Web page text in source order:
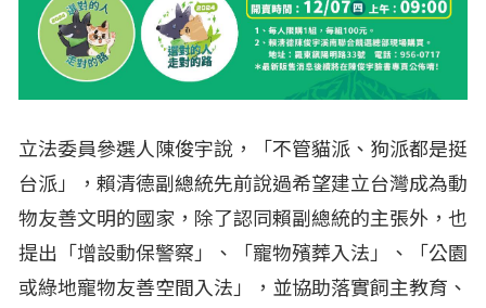
立法委員參選人陳俊宇說，「不管貓派、狗派都是挺
台派」，賴清德副總統先前說過希望建立台灣成為動
物友善文明的國家，除了認同賴副總統的主張外，也
提出「增設動保警察」、「寵物殯葬入法」、「公園
或綠地寵物友善空間入法」，並協助落實飼主教育、